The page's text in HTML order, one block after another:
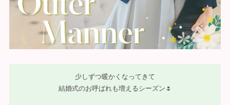
少しずつ暖かくなってきて
結婚式のお呼ばれも増えるシーズン🌷